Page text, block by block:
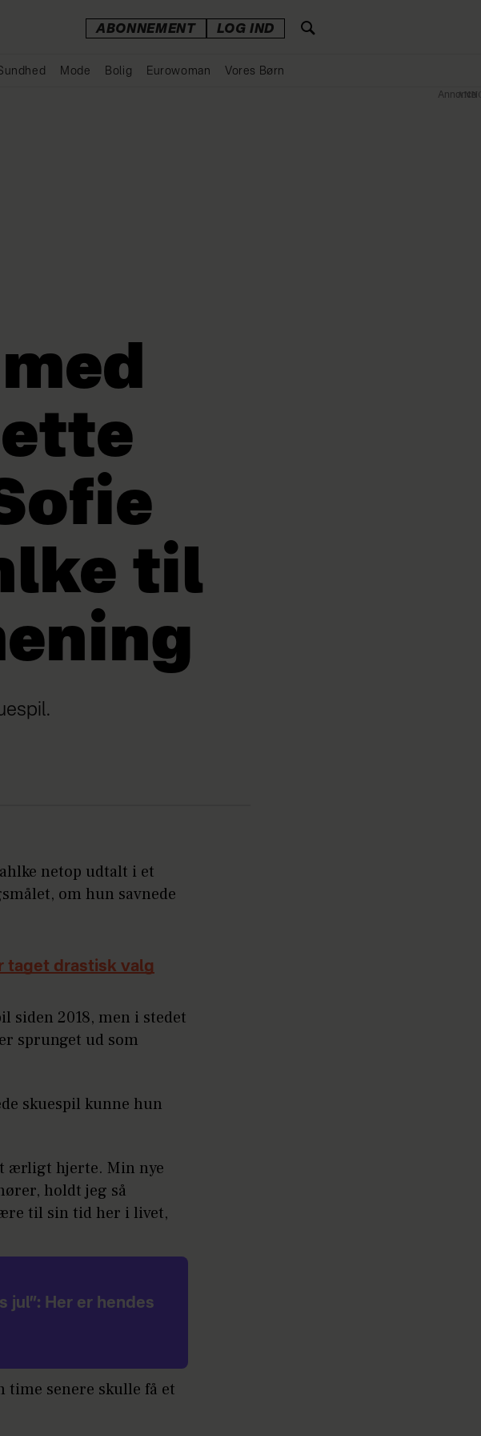
ABONNEMENT LOG IND
Mode Bolig Eurowoman Vores Børn
til
netop udtalt i et
om hun savnede
taget drastisk valg
siden 2018, men i stedet
sprunget ud som
skuespil kunne hun
ærligt hjerte. Min nye
holdt jeg så
til sin tid her i livet,
jul”: Her er hendes
time senere skulle få et
Annonce